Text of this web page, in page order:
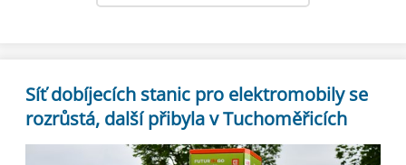
Síť dobíjecích stanic pro elektromobily se
rozrůstá, další přibyla v Tuchoměřicích